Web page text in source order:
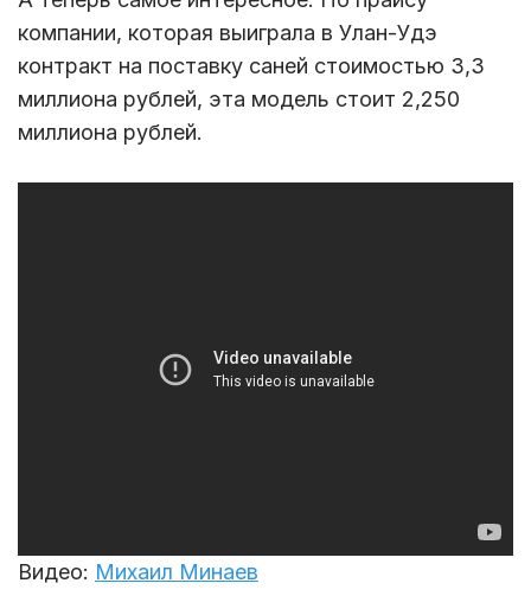
компании, которая выиграла в Улан-Удэ
контракт на поставку саней стоимостью 3,3
миллиона рублей, эта модель стоит 2,250
миллиона рублей.
Видео: Михаил Минаев